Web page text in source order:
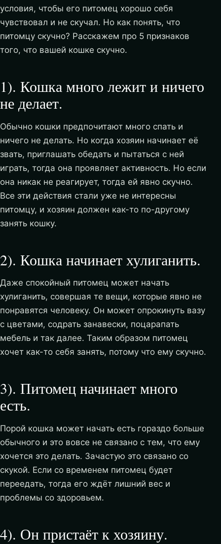
условия, чтобы его питомец хорошо себя
чувствовал и не скучал. Но как понять, что
питомцу скучно? Расскажем про 5 признаков
того, что вашей кошке скучно.
1). Кошка много лежит и ничего
не делает.
Обычно кошки предпочитают много спать и
ничего не делать. Но когда хозяин начинает её
звать, приглашать обедать и пытаться с ней
играть, тогда она проявляет активность. Но если
она никак не реагирует, тогда ей явно скучно.
Все эти действия стали уже не интересны
питомцу, и хозяин должен как-то по-другому
занять кошку.
2). Кошка начинает хулиганить.
Даже спокойный питомец может начать
хулиганить, совершая те вещи, которые явно не
понравятся человеку. Он может опрокинуть вазу
с цветами, содрать занавески, поцарапать
мебель и так далее. Таким образом питомец
хочет как-то себя занять, потому что ему скучно.
3). Питомец начинает много
есть.
Порой кошка может начать есть гораздо больше
обычного и это вовсе не связано с тем, что ему
хочется это делать. Зачастую это связано со
скукой. Если со временем питомец будет
переедать, тогда его ждёт лишний вес и
проблемы со здоровьем.
4). Он пристаёт к хозяину.